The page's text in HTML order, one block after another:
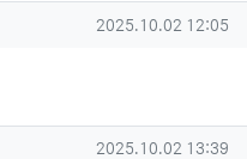
작성일
2025.10.02 12:05
작성일
2025.10.02 13:39